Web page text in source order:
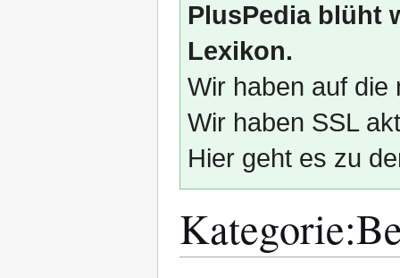
PlusPedia blüht
Lexikon.
Wir haben auf die
Wir haben SSL
Hier geht es zu
Kategorie: